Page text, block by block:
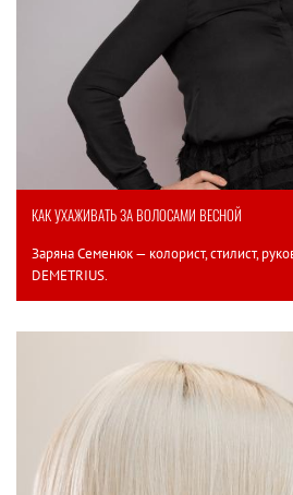
КАК УХАЖИВАТЬ ЗА ВОЛОСАМИ ВЕСНОЙ
Заряна Семенюк — колорист, стилист,
DEMETRIUS.